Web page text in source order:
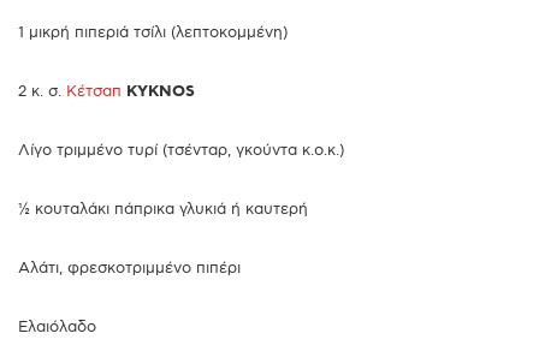
1 μικρή πιπεριά τσίλι (λεπτοκομμένη)
2 κ. σ. Κέτσαπ KYKNOS
Λίγο τριμμένο τυρί (τσένταρ, γκούντα κ.ο.κ.)
½ κουταλάκι πάπρικα γλυκιά ή καυτερή
Αλάτι, φρεσκοτριμμένο πιπέρι
Ελαιόλαδο